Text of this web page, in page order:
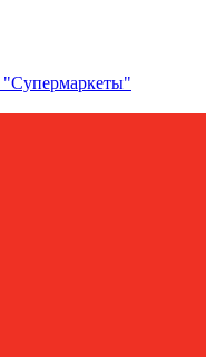
"Супермаркеты"